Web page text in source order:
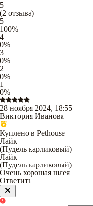
5
(2 отзыва)
5
100%
4
0%
3
0%
2
0%
1
0%
28 ноября 2024, 18:55
Виктория Иванова
Куплено в Pethouse
Лайк
(Пудель карликовый)
Лайк
(Пудель карликовый)
Очень хорошая шлея
Ответить